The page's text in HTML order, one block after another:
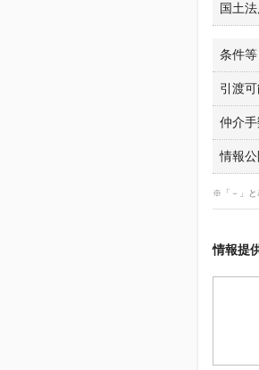
国土
条件等
引渡
仲介
情報公
※「－」と
情報提